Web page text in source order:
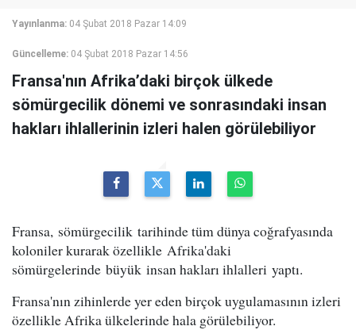
Yayınlanma: 04 Şubat 2018 Pazar 14:09
Güncelleme: 04 Şubat 2018 Pazar 14:56
Fransa'nın Afrika’daki birçok ülkede
sömürgecilik dönemi ve sonrasındaki insan
hakları ihlallerinin izleri halen görülebiliyor
Fransa, sömürgecilik tarihinde tüm dünya coğrafyasında
koloniler kurarak özellikle Afrika'daki
sömürgelerinde büyük insan hakları ihlalleri yaptı.
Fransa'nın zihinlerde yer eden birçok uygulamasının izleri
özellikle Afrika ülkelerinde hala görülebiliyor.